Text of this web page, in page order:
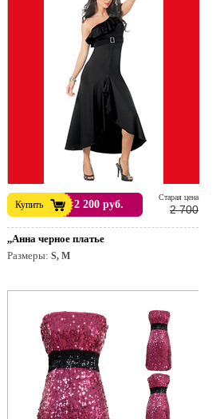
,,Анна черное платье
Размеры: S, M
Купить 2 200 руб.
Cтарая цена
2 700